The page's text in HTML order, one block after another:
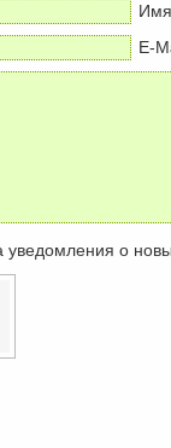
E-
уведомления о